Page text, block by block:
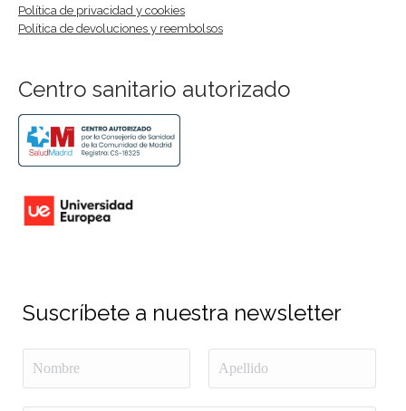
Política de privacidad y cookies
Política de devoluciones y reembolsos
Centro sanitario autorizado
Suscríbete a nuestra newsletter